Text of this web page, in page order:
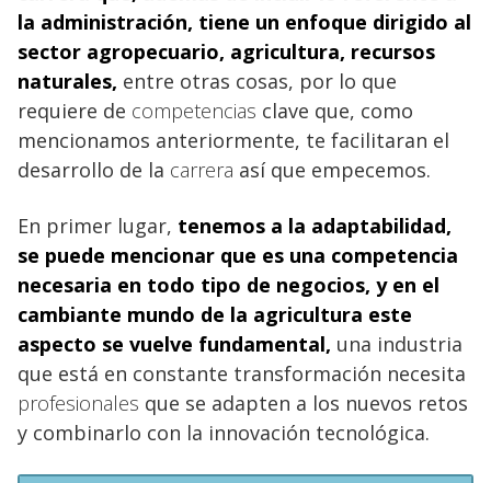
la administración, tiene un enfoque dirigido al
sector agropecuario, agricultura, recursos
naturales, entre otras cosas, por lo que
requiere de competencias clave que, como
mencionamos anteriormente, te facilitaran el
desarrollo de la carrera así que empecemos.
En primer lugar, tenemos a la adaptabilidad,
se puede mencionar que es una competencia
necesaria en todo tipo de negocios, y en el
cambiante mundo de la agricultura este
aspecto se vuelve fundamental, una industria
que está en constante transformación necesita
profesionales que se adapten a los nuevos retos
y combinarlo con la innovación tecnológica.